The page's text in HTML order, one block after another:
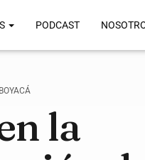
PODCAST
la